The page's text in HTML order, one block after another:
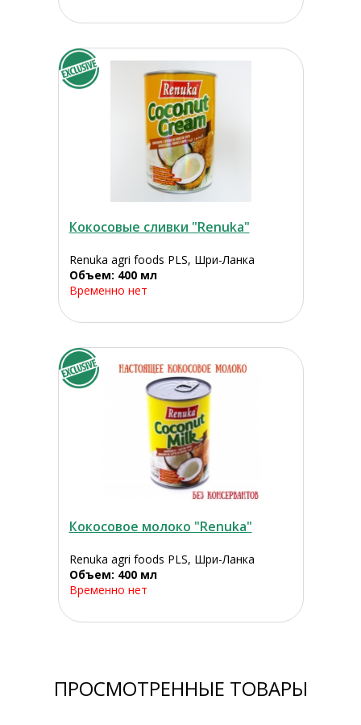
Кокосовые сливки "Renuka"
Renuka agri foods PLS, Шри-Ланка
Объем: 400 мл
Временно нет
Кокосовое молоко "Renuka"
Renuka agri foods PLS, Шри-Ланка
Объем: 400 мл
Временно нет
ПРОСМОТРЕННЫЕ ТОВАРЫ